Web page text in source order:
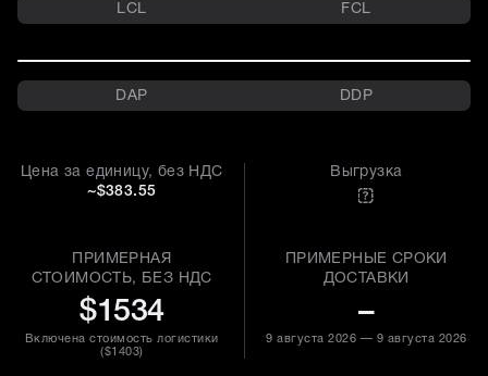
LCL FCL
DAP DDP
Цена за единицу, без НДС
~$383.55
ПРИМЕРНАЯ
СТОИМОСТЬ, БЕЗ НДС
$1534
Включена стоимость логистики
($1403)
Выгрузка
ПРИМЕРНЫЕ СРОКИ
ДОСТАВКИ
–
9 августа 2026 — 9 августа 2026